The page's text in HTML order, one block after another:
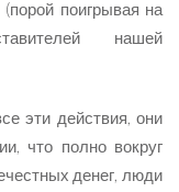
поигрывая на
нашей
эти действия, они
что полно вокруг
денег, люди